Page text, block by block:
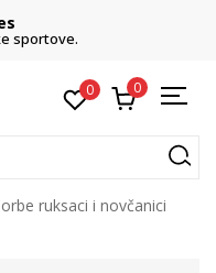
sportove.
0 0
ruksaci i novčanici